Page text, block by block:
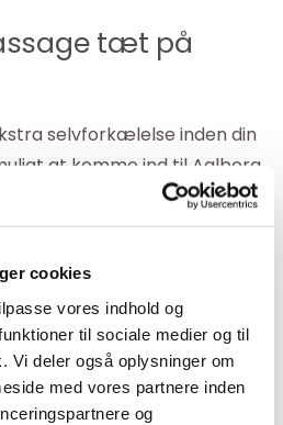
cookies
vores indhold og
til sociale medier og til
Vi deler også oplysninger om
med vores partnere inden
og
tæt på
selvforkælelse inden din
at komme ind til Aalborg
så kan du få den hos
os får du en behagelig
god plads til mave og barm.
som ren englesang i
du bare skal prøve inden din
Så kontakt BeneFiT
booke en tid til dig.